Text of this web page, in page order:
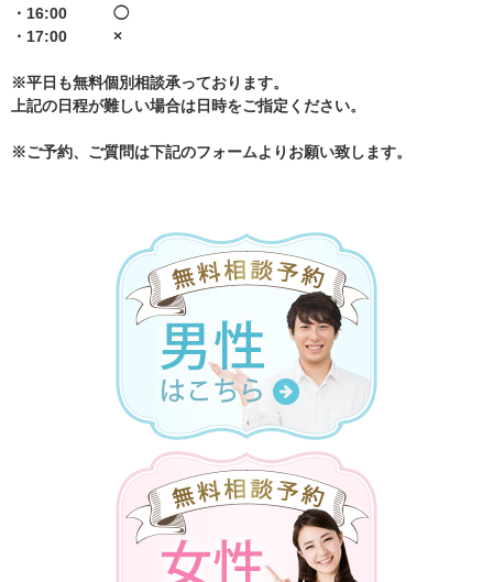
・16:00 ◯
・17:00 ×
※平日も無料個別相談承っております。
上記の日程が難しい場合は日時をご指定ください。
※ご予約、ご質問は下記のフォームよりお願い致します。